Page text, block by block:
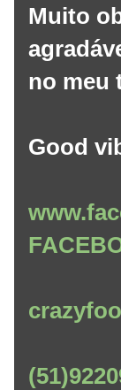
Muito
no meu
Good